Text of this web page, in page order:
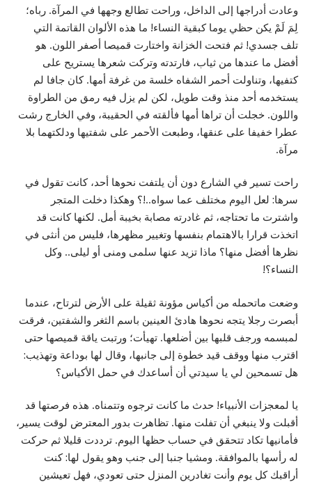
وعادت أدراجها إلى الداخل، وراحت تطالع وجهها في المرآة. رباه؛
لِمَ لَمْ يكن حظي يوما كبقية النساء! ما هذه الألوان القاتمة التي
تلف جسدي! ثم فتحت الخزانة واختارت قميصا أصفر اللون. هو
أفضل ما عندها من ثياب، فارتدته وتركت شعرها يستريح على
كتفيها، وتناولت أحمر الشفاه خلسة من غرفة أمها. كان جافا لم
يستخدمه أحد منذ وقت طويل، لكن لم يزل فيه رمق من الطراوة
واللون. خجلت أن تراها أمها فألقته في الحقيبة، وفي الخارج رشت
عطرا خفيفا على عنقها، وطبعت الأحمر على شفتيها ودلكتهما بلا
مرآة.
راحت تسير في الشارع دون أن يلتفت نحوها أحد، كانت تقول في
سرها: لعل اليوم مختلف عما سواه..!؟ وهكذا دخلت المتجر
واشترت ما تحتاجه، ثم غادرته مصابة بخيبة أمل. لكنها كانت قد
اتخذت قرارا بالاهتمام بنفسها وتغيير مظهرها، فليس من أنثى في
نظرها أفضل منها؟ ماذا تزيد عنها سلمى ومنى أو ليلى.. وكل
النساء؟!
وضعت ماتحمله من أكياس مؤونة ثقيلة على الأرض لترتاح، عندما
أبصرت رجلا يتجه نحوها هادئ العينين باسم الثغر والشفتين، فرقت
لمبسمه ورجف قلبها بين أضلعها. تهيأت؛ ورتبت ياقة قميصها حتى
اقترب منها ووقف قيد خطوة إلى جانبها، وقال لها بوداعة وتهذيب:
هل تسمحين لي يا سيدتي أن أساعدك في حمل الأكياس؟
يا لمعجزات الأنبياء! حدث ما كانت ترجوه وتتمناه. هذه فرصتها قد
أقبلت ولا ينبغي أن تفلت منها. تظاهرت بدور المعترض لوقت يسير،
فأمانيها تكاد تتحقق في حساب حظها اليوم. ترددت قليلا ثم حركت
له رأسها بالموافقة. ومشيا جنبا إلى جنب وهو يقول لها: كنت
أراقبك كل يوم وأنت تغادرين المنزل حتى تعودي، فهل تعيشين